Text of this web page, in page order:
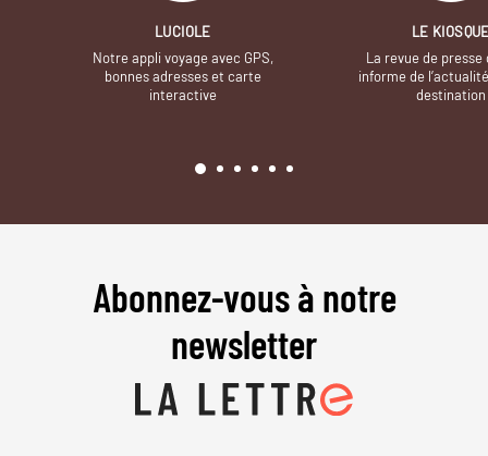
LUCIOLE
Notre appli voyage avec GPS,
bonnes adresses et carte
interactive
LE
La revue de presse
informe de
destination
Abonnez-vous à notre
newsletter